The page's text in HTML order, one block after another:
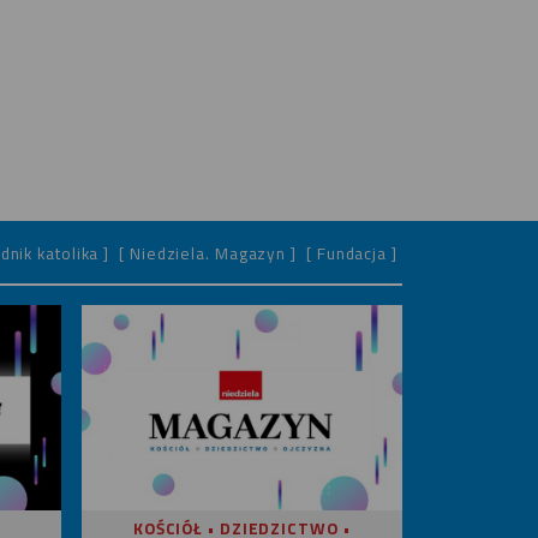
katolika ] [ Niedziela. Magazyn ] [ Fundacja ]
KOŚCIÓŁ • DZIEDZICTWO •